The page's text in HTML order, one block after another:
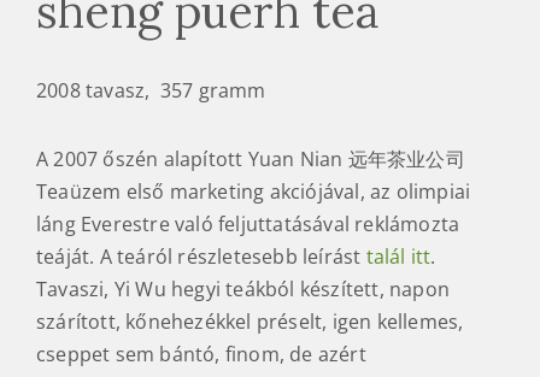
sheng puerh tea
2008 tavasz, 357 gramm
A 2007 őszén alapított Yuan Nian 远年茶业公司
Teaüzem első marketing akciójával, az olimpiai
láng Everestre való feljuttatásával reklámozta
teáját. A teáról részletesebb leírást talál itt.
Tavaszi, Yi Wu hegyi teákból készített, napon
szárított, kőnehezékkel préselt, igen kellemes,
cseppet sem bántó, finom, de azért